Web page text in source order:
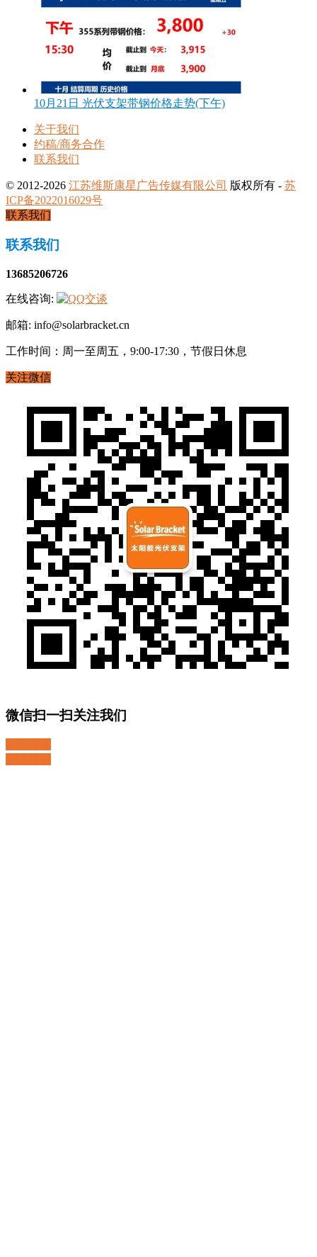
10月21日 光伏支架带钢价格走势(下午)
关于我们
约稿/商务合作
联系我们
© 2012-2026 江苏维斯康星广告传媒有限公司 版权所有 - 苏
ICP备2022016029号
联系我们
联系我们
13685206726
在线咨询:
邮箱: info@solarbracket.cn
工作时间：周一至周五，9:00-17:30，节假日休息
关注微信
微信扫一扫关注我们